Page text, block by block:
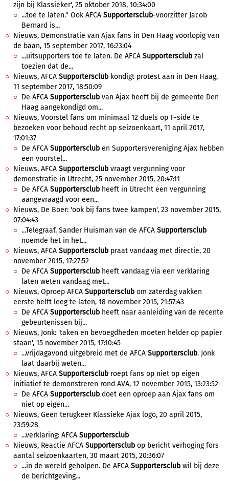
zijn bij Klassieker', 25 oktober 2018, 10:34:00
...toe te laten." Ook AFCA Supportersclub-voorzitter Jacob
Bernard is...
Nieuws, Demonstratie van Ajax fans in Den Haag voorlopig van
de baan, 15 september 2017, 16:23:04
...uitsupporters toe te laten. De AFCA Supportersclub zal
toezien dat de...
Nieuws, AFCA Supportersclub kondigt protest aan in Den Haag,
11 september 2017, 18:50:09
De AFCA Supportersclub van Ajax heeft bij de gemeente Den
Haag aangekondigd om...
Nieuws, Voorstel fans om minimaal 12 duels op F-side te
bezoeken voor behoud recht op seizoenkaart, 11 april 2017,
17:01:37
De AFCA Supportersclub en Supportersvereniging Ajax hebben
een voorstel...
Nieuws, AFCA Supportersclub vraagt vergunning voor
demonstratie in Utrecht, 25 november 2015, 20:47:11
De AFCA Supportersclub heeft in Utrecht een vergunning
aangevraagd voor een...
Nieuws, De Boer: 'ook bij fans twee kampen', 23 november 2015,
07:04:43
...Telegraaf. Sander Huisman van de AFCA Supportersclub
noemde het in het...
Nieuws, AFCA Supportersclub praat vandaag met directie, 20
november 2015, 17:27:52
De AFCA Supportersclub heeft vandaag via een verklaring
laten weten vandaag met...
Nieuws, Oproep AFCA Supportersclub om zaterdag vakken
eerste helft leeg te laten, 18 november 2015, 21:57:43
De AFCA Supportersclub heeft naar aanleiding van de recente
gebeurtenissen bij...
Nieuws, Jonk: 'taken en bevoegdheden moeten helder op papier
staan', 15 november 2015, 17:10:45
...vrijdagavond uitgebreid met de AFCA Supportersclub. Jonk
laat daarbij weten...
Nieuws, AFCA Supportersclub roept fans op niet op eigen
initiatief te demonstreren rond AVA, 12 november 2015, 13:23:52
De AFCA Supportersclub doet een oproep aan Ajax fans om
niet op eigen...
Nieuws, Geen terugkeer Klassieke Ajax logo, 20 april 2015,
23:59:28
...verklaring: AFCA Supportersclub
Nieuws, Reactie AFCA Supportersclub op bericht verhoging fors
aantal seizoenkaarten, 30 maart 2015, 20:36:07
...in de wereld geholpen. De AFCA Supportersclub wil bij deze
de berichtgeving...